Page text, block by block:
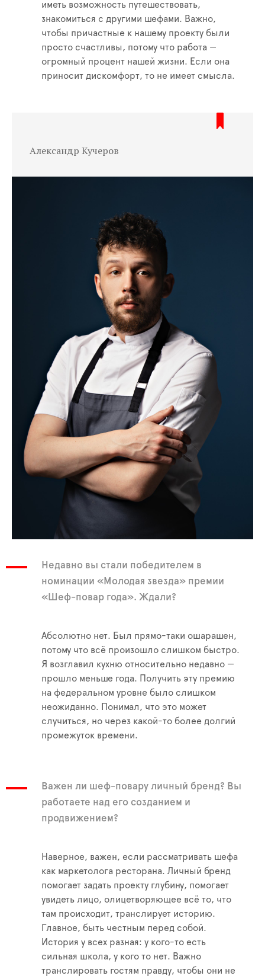
иметь возможность путешествовать,
знакомиться с другими шефами. Важно,
чтобы причастные к нашему проекту были
просто счастливы, потому что работа —
огромный процент нашей жизни. Если она
приносит дискомфорт, то не имеет смысла.
Александр Кучеров
Недавно вы стали победителем в
номинации «Молодая звезда» премии
«Шеф-повар года». Ждали?
Абсолютно нет. Был прямо-таки ошарашен,
потому что всё произошло слишком быстро.
Я возглавил кухню относительно недавно —
прошло меньше года. Получить эту премию
на федеральном уровне было слишком
неожиданно. Понимал, что это может
случиться, но через какой-то более долгий
промежуток времени.
Важен ли шеф-повару личный бренд? Вы
работаете над его созданием и
продвижением?
Наверное, важен, если рассматривать шефа
как маркетолога ресторана. Личный бренд
помогает задать проекту глубину, помогает
увидеть лицо, олицетворяющее всё то, что
там происходит, транслирует историю.
Главное, быть честным перед собой.
История у всех разная: у кого-то есть
сильная школа, у кого то нет. Важно
транслировать гостям правду, чтобы они не